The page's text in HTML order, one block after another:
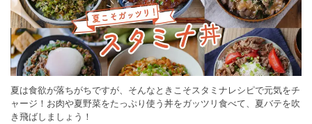
夏は食欲が落ちがちですが、そんなときこそスタミナレシピで元気をチ
ャージ！お肉や夏野菜をたっぷり使う丼をガッツリ食べて、夏バテを吹
き飛ばしましょう！